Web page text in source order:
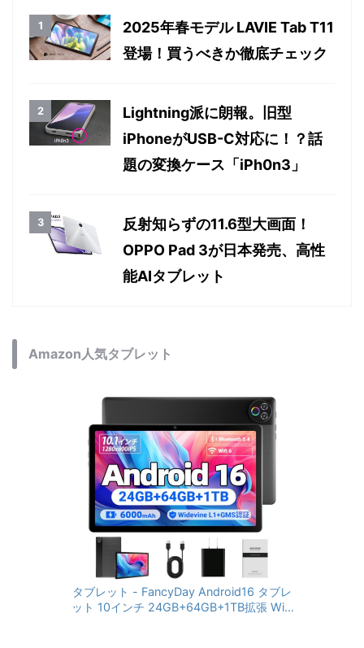
2025年春モデル LAVIE Tab T11
登場！買うべきか徹底チェック
Lightning派に朗報。旧型
iPhoneがUSB-C対応に！？話
題の変換ケース「iPh0n3」
反射知らずの11.6型大画面！
OPPO Pad 3が日本発売、高性
能AIタブレット
Amazon人気タブレット
タブレット - FancyDay Android16 タブレ
ット 10インチ 24GB+64GB+1TB拡張 WiFi